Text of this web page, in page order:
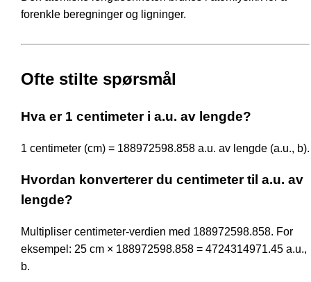
forenkle beregninger og ligninger.
Ofte stilte spørsmål
Hva er 1 centimeter i a.u. av lengde?
1 centimeter (cm) = 188972598.858 a.u. av lengde (a.u., b).
Hvordan konverterer du centimeter til a.u. av
lengde?
Multipliser centimeter-verdien med 188972598.858. For
eksempel: 25 cm × 188972598.858 = 4724314971.45 a.u.,
b.